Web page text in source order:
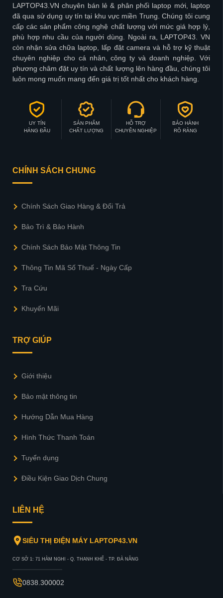
LAPTOP43.VN chuyên bán lẻ & phân phối laptop mới, laptop
đã qua sử dụng uy tín tại khu vực miền Trung. Chúng tôi cung
cấp các sản phẩm công nghệ chất lượng với mức giá hợp lý,
phù hợp nhu cầu của người dùng. Ngoài ra, LAPTOP43. VN
còn nhận sửa chữa laptop, lấp đặt camera và hỗ trợ kỹ thuật
chuyên nghiệp cho cá nhân, công ty và doanh nghiệp. Với
phương châm đặt uy tín và chất lượng lên hàng đầu, chúng tôi
luôn mong muốn mang đến giá trị tốt nhất cho khách hàng.
UY TÍN
HÀNG ĐẦU
SẢN PHẨM
CHẤT LƯỢNG
HỖ TRỢ
CHUYÊN NGHIỆP
BẢO HÀNH
RÕ RÀNG
CHÍNH SÁCH CHUNG
Chính Sách Giao Hàng & Đổi Trả
Bảo Trì & Bảo Hành
Chính Sách Bảo Mật Thông Tin
Thông Tin Mã Số Thuế - Ngày Cấp
Tra Cứu
Khuyến Mãi
TRỢ GIÚP
Giới thiệu
Bảo mật thông tin
Hướng Dẫn Mua Hàng
Hình Thức Thanh Toán
Tuyển dụng
Điều Kiện Giao Dịch Chung
LIÊN HỆ
SIÊU THỊ ĐIỆN MÁY LAPTOP43.VN
CƠ SỞ 1: 71 HÀM NGHI - Q. THANH KHẾ - TP. ĐÀ NẴNG
0838.300002